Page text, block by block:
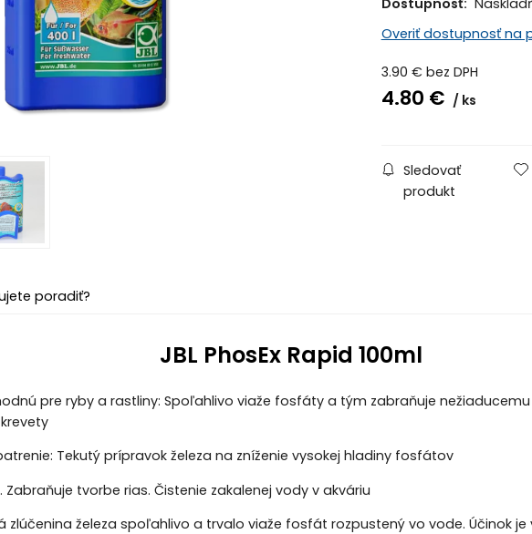
Dostupnosť:
Overiť dostupnosť na
3.90 € bez DPH
4.80 € ks
Sledovať
produkt
poradiť?
JBL PhosEx Rapid 100ml
pre ryby a rastliny: Spoľahlivo viaže fosfáty a tým zabraňuje
Tekutý prípravok železa na zníženie vysokej hladiny fosfátov
tvorbe rias. Čistenie zakalenej vody v akváriu
zlúčenina železa spoľahlivo a trvalo viaže fosfát rozpustený vo vode. Účinok